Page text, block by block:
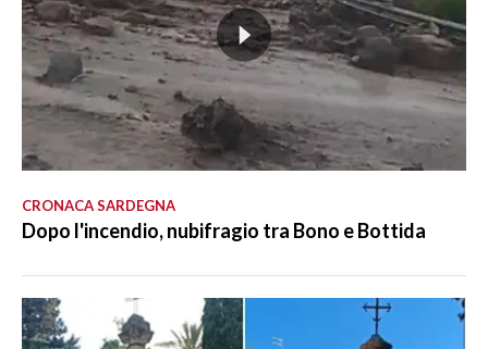
CRONACA SARDEGNA
Dopo l'incendio, nubifragio tra Bono e Bottida